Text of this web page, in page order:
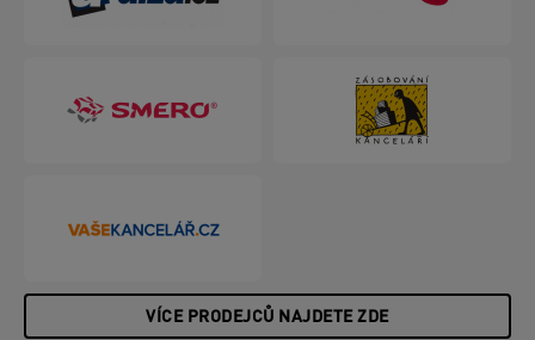
VÍCE PRODEJCŮ NAJDETE ZDE